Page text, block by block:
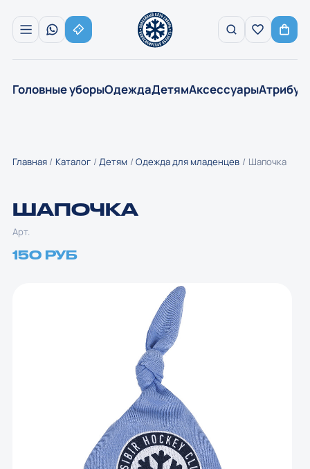
Головные уборыОдеждаДетямАксессуары
Главная Каталог Детям Одежда для младенцев Шапочка
ШАПОЧКА
Арт.
150 РУБ